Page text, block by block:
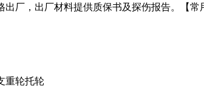
出厂，出厂材料提供质保书及探伤报告。【常
重轮托轮